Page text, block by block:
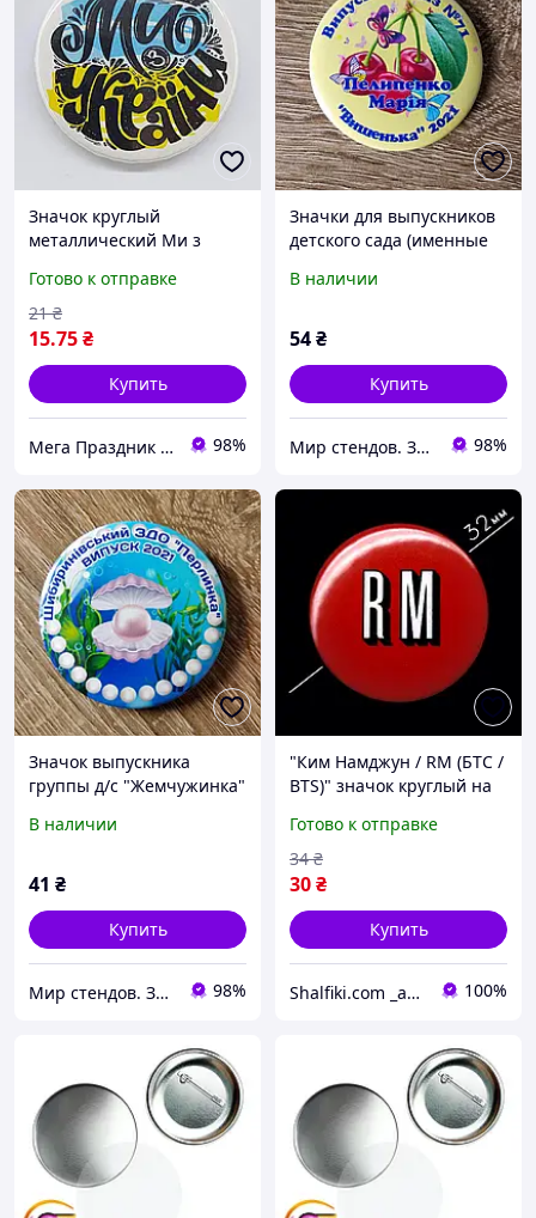
Значок круглый
металлический Ми з
Готово к отправке
15.75₴
21 ₴
Купить
Мега Праздник – магазин аксессуаров для праздника и все для оформления воздушными шарами ОПТ. 98%
Значки для выпускников
детского сада (именные
"Вишенка"
В наличии
54₴
Купить
Мир стендов. Значки, часы, магниты, детские товары и сувениры 98%
Значок выпускника
группы д/с "Жемчужинка"
фото)
В наличии
41 ₴
Купить
Мир стендов. Значки, часы, магниты, детские товары и сувениры 98%
"Ким Намджун / RM (БТС /
BTS)" значок круглый на
Готово к отправке
30₴
34 ₴
Купить
Shalfiki.com _аниме и гик подполье_ 100%